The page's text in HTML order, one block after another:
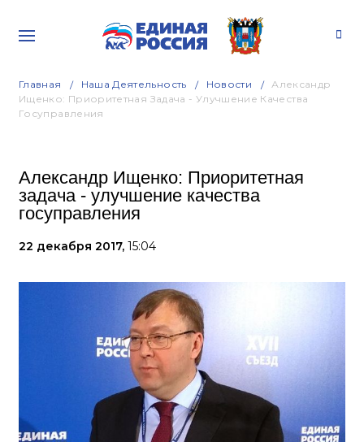
Главная Наша Деятельность Новости
Александр
Ищенко: Приоритетная Задача - Улучшение Качества
Госуправления
Александр Ищенко: Приоритетная
задача - улучшение качества
госуправления
22 декабря 2017, 15:04